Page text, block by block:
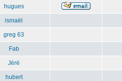
hugues
ismaël
greg 63
Fab
Jéré
hubert